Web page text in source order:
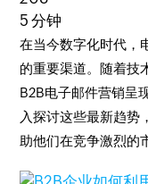
5 分钟
在当今数字化时代，
的重要渠道。随着技
B2B电子邮件营销呈
入探讨这些最新趋势
助他们在竞争激烈的